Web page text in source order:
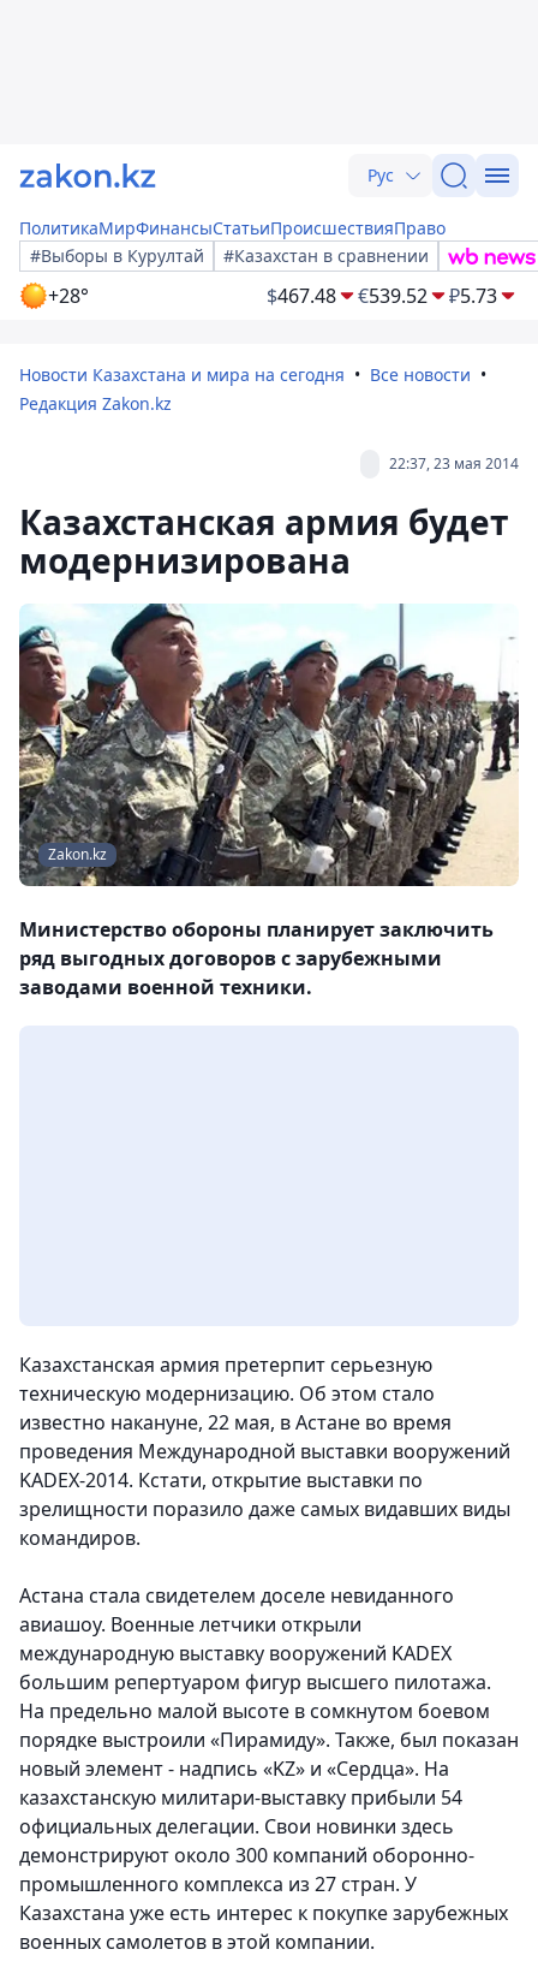
Рус
ПолитикаМирФинансыСтатьиПроисшествияПраво
#Выборы в Курултай
#Казахстан в сравнении
+28° $467.48 €539.52 ₽5.73
Новости Казахстана и мира на сегодня
Все новости
Редакция Zakon.kz
22:37, 23 мая 2014
Казахстанская армия будет
модернизирована
Zakon.kz
Министерство обороны планирует заключить
ряд выгодных договоров с зарубежными
заводами военной техники.
Казахстанская армия претерпит серьезную
техническую модернизацию. Об этом стало
известно накануне, 22 мая, в Астане во время
проведения Международной выставки вооружений
KADEX-2014. Кстати, открытие выставки по
зрелищности поразило даже самых видавших виды
командиров.
Астана стала свидетелем доселе невиданного
авиашоу. Военные летчики открыли
международную выставку вооружений KADEX
большим репертуаром фигур высшего пилотажа.
На предельно малой высоте в сомкнутом боевом
порядке выстроили «Пирамиду». Также, был показан
новый элемент - надпись «KZ» и «Сердца». На
казахстанскую милитари-выставку прибыли 54
официальных делегации. Свои новинки здесь
демонстрируют около 300 компаний оборонно-
промышленного комплекса из 27 стран. У
Казахстана уже есть интерес к покупке зарубежных
военных самолетов в этой компании.